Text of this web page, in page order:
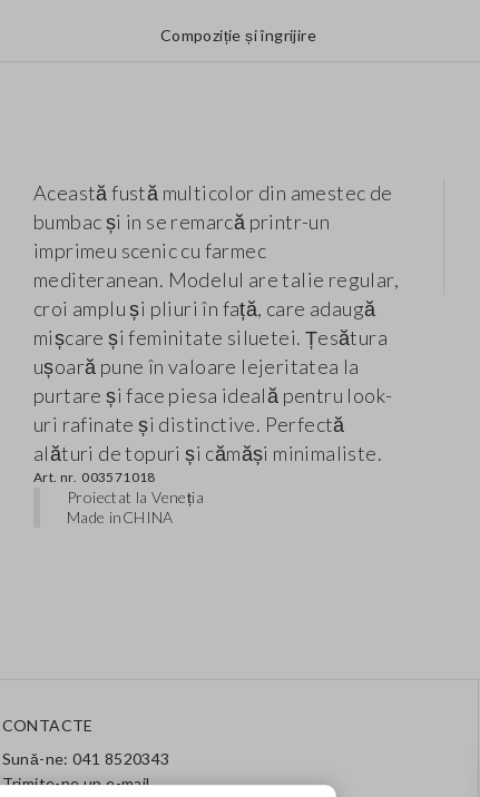
Compoziție și îngrijire
Această fustă multicolor din amestec de
bumbac și in se remarcă printr-un
imprimeu scenic cu farmec
mediteranean. Modelul are talie regular,
croi amplu și pliuri în față, care adaugă
mișcare și feminitate siluetei. Țesătura
ușoară pune în valoare lejeritatea la
purtare și face piesa ideală pentru look-
uri rafinate și distinctive. Perfectă
alături de topuri și cămăși minimaliste.
Art. nr. 003571018
Proiectat la Veneția
Made inCHINA
CONTACTE
Sună-ne: 041 8520343
Trimite-ne un e-mail